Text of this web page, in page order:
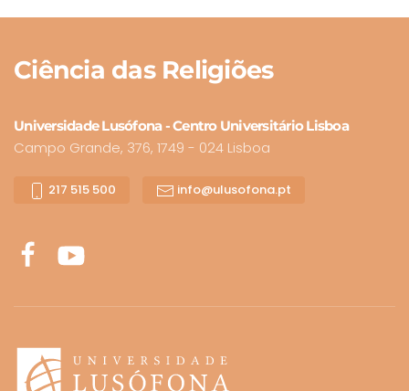
Ciência das Religiões
Universidade Lusófona - Centro Universitário Lisboa
Campo Grande, 376, 1749 - 024 Lisboa
217 515 500 info@ulusofona.pt